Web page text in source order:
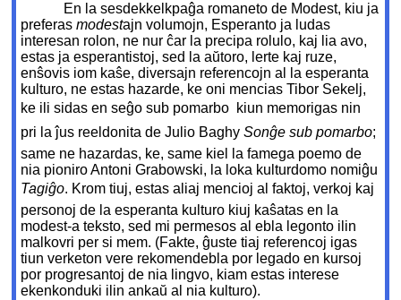
En la sesdekkelkpaĝa romaneto de Modest, kiu ja
preferasmodestajn volumojn, Esperanto ja ludas
interesan rolon, ne nur ĉar la precipa rolulo, kaj lia avo,
estas ja esperantistoj, sed la aŭtoro, lerte kaj ruze,
enŝovis iom kaŝe, diversajn referencojn al la esperanta
kulturo, ne estas hazarde, ke oni mencias Tibor Sekelj,
ke ili sidas en seĝo sub pomarbo  kiun memorigas nin
pri la ĵus reeldonita de Julio Baghy Sonĝe sub pomarbo;
same ne hazardas, ke, same kiel la famega poemo de
nia pioniro Antoni Grabowski, la loka kulturdomo nomiĝu
Tagiĝo. Krom tiuj, estas aliaj mencioj al faktoj, verkoj kaj
personoj de la esperanta kulturo kiuj kaŝatas en la
modest-a teksto, sed mi permesos alebla legonto ilin
malkovri per si mem. (Fakte, ĝuste tiaj referencoj igas
tiun verketon vere rekomendebla por legado en kursoj
por progresantoj de nia lingvo, kiam estas interese
ekenkonduki ilin ankaŭ al nia kulturo).